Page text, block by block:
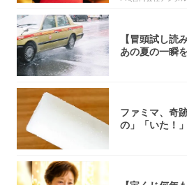
【冒頭試し読
あの夏の一瞬
ファミマ、奇
の」「いた！